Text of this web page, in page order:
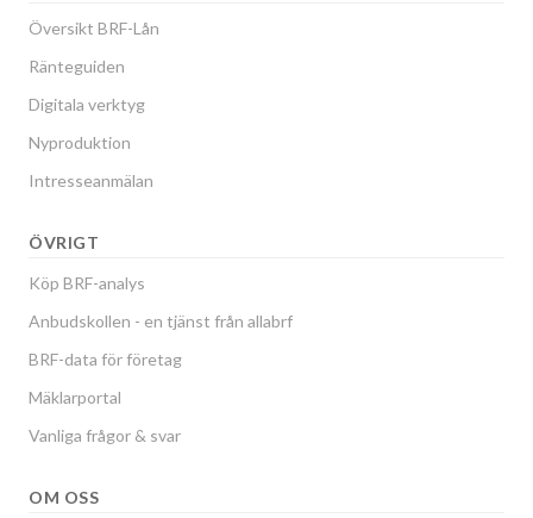
Översikt BRF-Lån
Ränteguiden
Digitala verktyg
Nyproduktion
Intresseanmälan
ÖVRIGT
Köp BRF-analys
Anbudskollen - en tjänst från allabrf
BRF-data för företag
Mäklarportal
Vanliga frågor & svar
OM OSS